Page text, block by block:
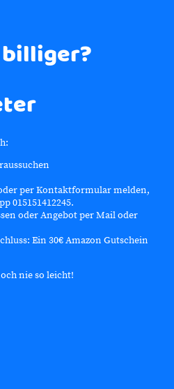
per Kontaktformular melden,
015151412245.
oder Angebot per Mail oder
Ein 30€ Amazon Gutschein
nie so leicht!